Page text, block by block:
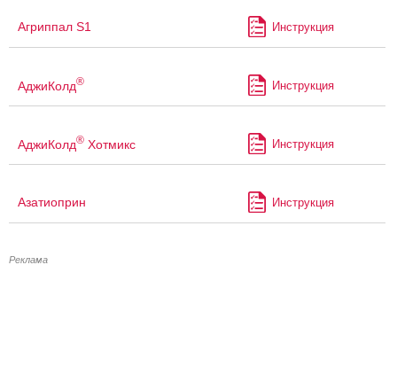
Агриппал S1 Инструкция
АджиКолд® Инструкция
АджиКолд® Хотмикс Инструкция
Азатиоприн Инструкция
Реклама